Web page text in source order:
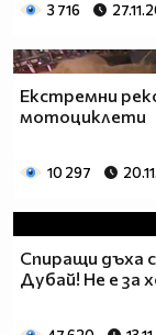
3 716
Екстремни
мотоциклети
10 297
Спиращи дъха
Дубай! Не е за